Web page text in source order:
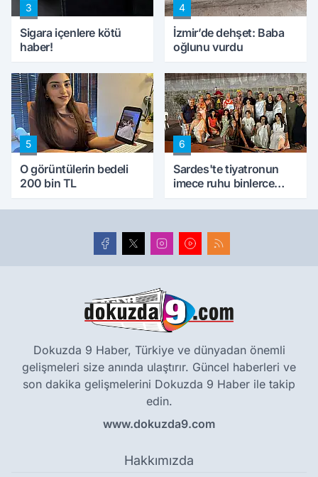
3
Sigara içenlere kötü
haber!
4
İzmir’de dehşet: Baba
oğlunu vurdu
5
O görüntülerin bedeli
200 bin TL
6
Sardes'te tiyatronun
imece ruhu binlerce
Dokuzda 9 Haber, Türkiye ve dünyadan önemli
gelişmeleri size anında ulaştırır. Güncel haberleri ve
son dakika gelişmelerini Dokuzda 9 Haber ile takip
edin.
www.dokuzda9.com
Hakkımızda